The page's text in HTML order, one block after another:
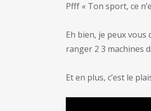
Pfff « Ton sport, ce
Eh bien, je peux
ranger 2 3 machines
Et en plus, c’est le